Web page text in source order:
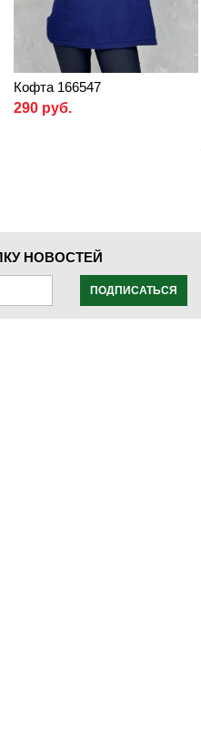
Кофта 166547
290 руб.
НОВОСТЕЙ
ПОДПИСАТЬСЯ